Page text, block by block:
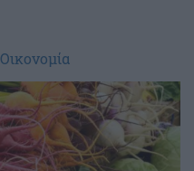
Οικονομία